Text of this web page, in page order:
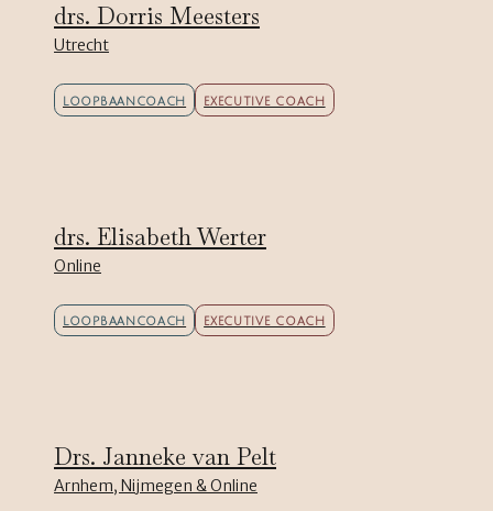
drs. Dorris Meesters
Utrecht
LOOPBAANCOACH EXECUTIVE COACH
drs. Elisabeth Werter
Online
LOOPBAANCOACH EXECUTIVE COACH
Drs. Janneke van Pelt
Arnhem, Nijmegen & Online